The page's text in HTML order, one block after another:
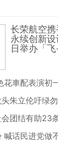
长荣航空
永续创新
日举办「
花車配表演初
朱立伦吁绿
团结有助23
喊话民进党做